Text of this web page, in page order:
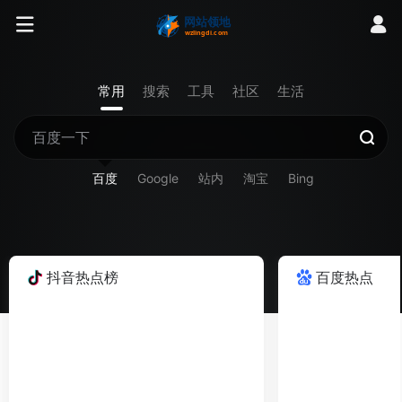
常用 搜索 工具 社区 生活
百度 Google 站内 淘宝 Bing
抖音热点榜 百度热点